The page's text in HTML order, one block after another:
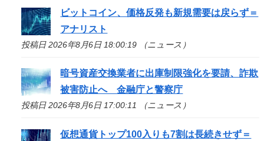
ビットコイン、価格反発も新規需要は戻らず＝
アナリスト
投稿日 2026年8月6日 18:00:19 （ニュース）
暗号資産交換業者に出庫制限強化を要請、詐欺
被害防止へ 金融庁と警察庁
投稿日 2026年8月6日 17:00:11 （ニュース）
仮想通貨トップ100入りも7割は長続きせず＝